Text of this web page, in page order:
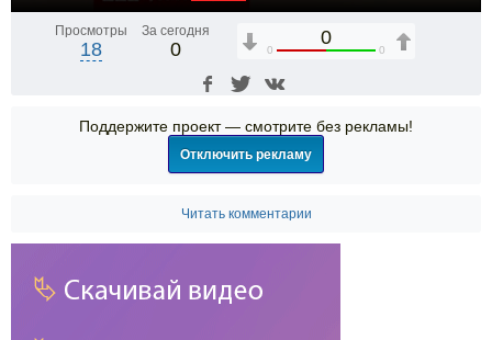
Просмотры
18
За сегодня
0
0
0 0
Поддержите проект — смотрите без рекламы!
Отключить рекламу
Читать комментарии